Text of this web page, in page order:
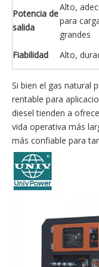
Potencia de
salida
Alto,
para
grandes
Fiabilidad
Alto,
Si bien el gas natural
rentable para
diesel tienden a
vida operativa más
más confiable para